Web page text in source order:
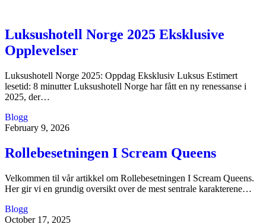
Luksushotell Norge 2025 Eksklusive
Opplevelser
Luksushotell Norge 2025: Oppdag Eksklusiv Luksus Estimert
lesetid: 8 minutter Luksushotell Norge har fått en ny renessanse i
2025, der…
Blogg
February 9, 2026
Rollebesetningen I Scream Queens
Velkommen til vår artikkel om Rollebesetningen I Scream Queens.
Her gir vi en grundig oversikt over de mest sentrale karakterene…
Blogg
October 17, 2025